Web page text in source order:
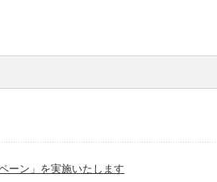
ーン」を実施いたします